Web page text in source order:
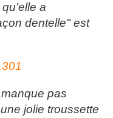
a
dentelle" est
pas
jolie troussette